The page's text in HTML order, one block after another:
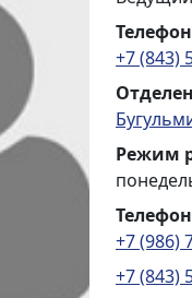
Телефон
+7 (843)
Режим
+7 (986)
+7 (843)